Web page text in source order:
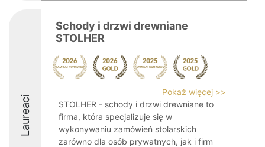
Laureaci
Schody i drzwi drewniane
STOLHER
Pokaż więcej >>
STOLHER - schody i drzwi drewniane to
firma, która specjalizuje się w
wykonywaniu zamówień stolarskich
zarówno dla osób prywatnych, jak i firm